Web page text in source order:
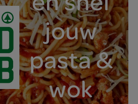
jouw
pasta &
wok